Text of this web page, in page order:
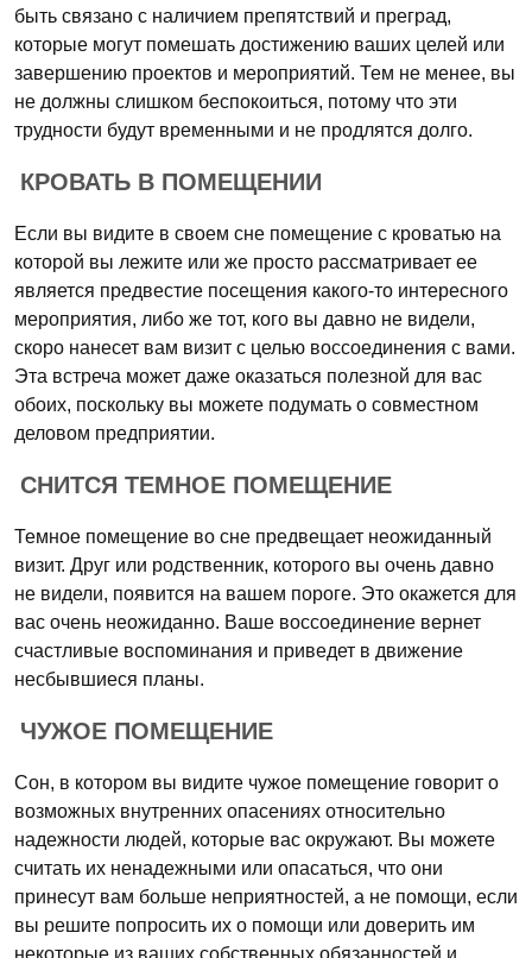
быть связано с наличием препятствий и преград,
которые могут помешать достижению ваших целей или
завершению проектов и мероприятий. Тем не менее, вы
не должны слишком беспокоиться, потому что эти
трудности будут временными и не продлятся долго.
КРОВАТЬ В ПОМЕЩЕНИИ
Если вы видите в своем сне помещение с кроватью на
которой вы лежите или же просто рассматривает ее
является предвестие посещения какого-то интересного
мероприятия, либо же тот, кого вы давно не видели,
скоро нанесет вам визит с целью воссоединения с вами.
Эта встреча может даже оказаться полезной для вас
обоих, поскольку вы можете подумать о совместном
деловом предприятии.
СНИТСЯ ТЕМНОЕ ПОМЕЩЕНИЕ
Темное помещение во сне предвещает неожиданный
визит. Друг или родственник, которого вы очень давно
не видели, появится на вашем пороге. Это окажется для
вас очень неожиданно. Ваше воссоединение вернет
счастливые воспоминания и приведет в движение
несбывшиеся планы.
ЧУЖОЕ ПОМЕЩЕНИЕ
Сон, в котором вы видите чужое помещение говорит о
возможных внутренних опасениях относительно
надежности людей, которые вас окружают. Вы можете
считать их ненадежными или опасаться, что они
принесут вам больше неприятностей, а не помощи, если
вы решите попросить их о помощи или доверить им
некоторые из ваших собственных обязанностей и